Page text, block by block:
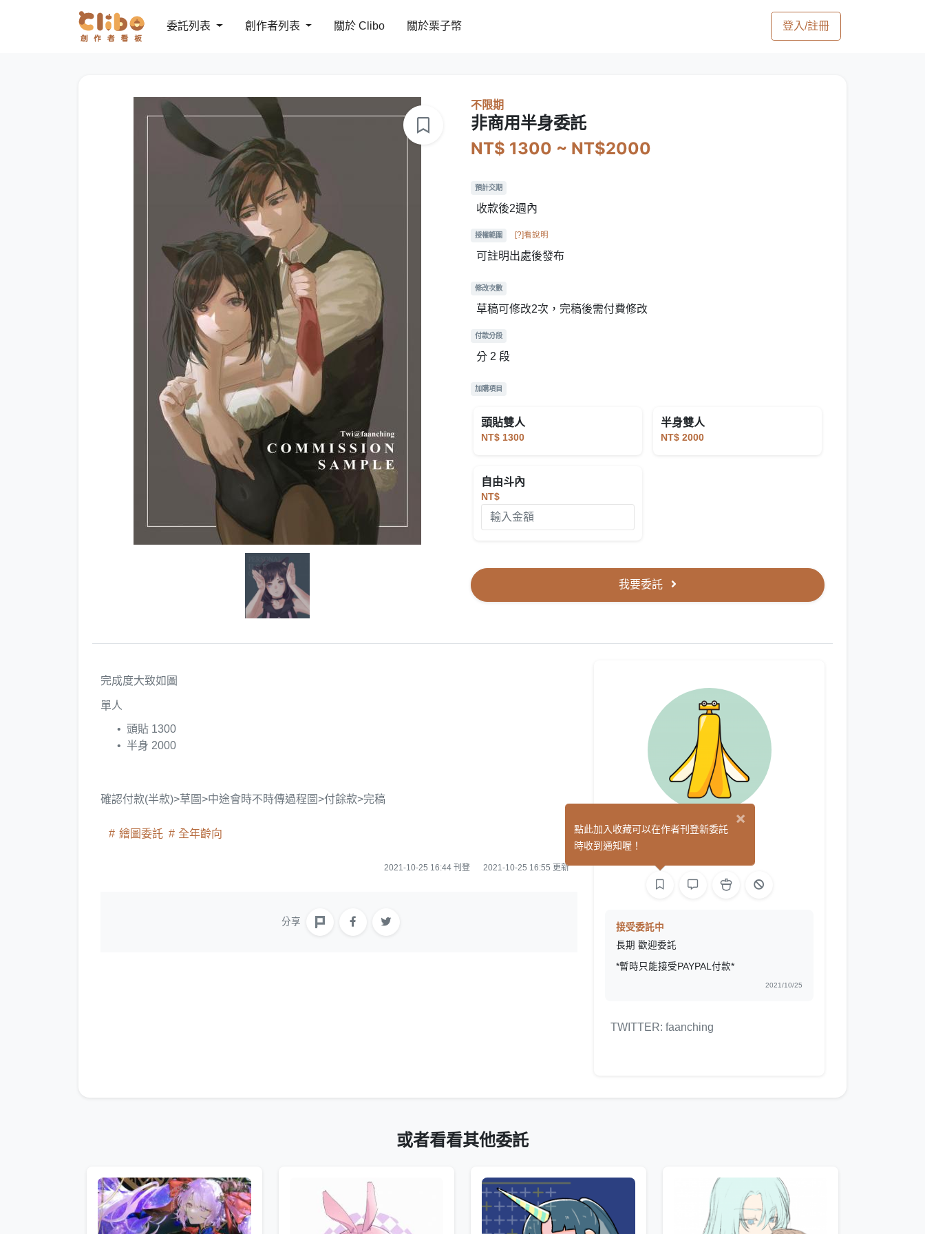
委託列表 創作者列表 關於 Clibo 關於栗子幣 登入/註冊
不限期
非商用半身委託
NT$ 1300 ~ NT$2000
預計交期
收款後2週內
授權範圍 [?]看說明
可註明出處後發布
修改次數
草稿可修改2次，完稿後需付費修改
付款分段
分 2 段
加購項目
頭貼雙人
NT$ 1300
半身雙人
NT$ 2000
自由斗內
NT$
我要委託
完成度大致如圖
單人
頭貼 1300
半身 2000
確認付款(半款)>草圖>中途會時不時傳過程圖>付餘款>完稿
繪圖委託 全年齡向
2021-10-25 16:44 刊登 2021-10-25 16:55 更新
分享
FANANA
接受委託中
長期 歡迎委託
*暫時只能接受PAYPAL付款*
2021/10/25
TWITTER: faanching
或者看看其他委託
×
點此加入收藏可以在作者刊登新委託
時收到通知喔！